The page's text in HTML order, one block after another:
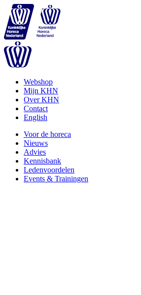
Webshop
Mijn KHN
Over KHN
Contact
English
Voor de horeca
Nieuws
Advies
Kennisbank
Ledenvoordelen
Events & Trainingen